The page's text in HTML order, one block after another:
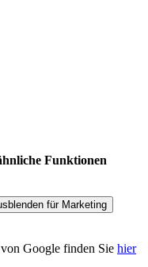
Funktionen
für Marketing
Google finden Sie hier